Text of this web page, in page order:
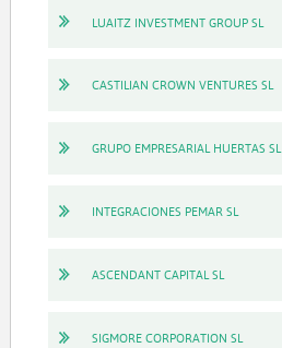
LUAITZ INVESTMENT GROUP SL
CASTILIAN CROWN VENTURES SL
GRUPO EMPRESARIAL HUERTAS SL
INTEGRACIONES PEMAR SL
ASCENDANT CAPITAL SL
SIGMORE CORPORATION SL